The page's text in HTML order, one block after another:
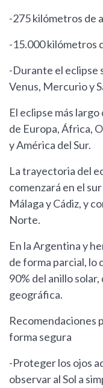
-275 kilómetros de
-15.000 kilómetros
-Durante el eclipse
Venus, Mercurio y
El eclipse más
de Europa, África,
y América del Sur.
La trayectoria del
comenzará en el
Málaga y Cádiz, y
Norte.
En la Argentina y
de forma parcial, lo
90% del anillo
geográfica.
Recomendaciones
forma segura
-Proteger los ojos
observar al Sol a